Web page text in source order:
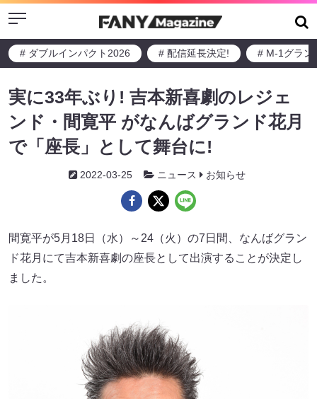
Menu
# ダブルインパクト2026 # 配信延長決定! # M-1グラン
実に33年ぶり! 吉本新喜劇のレジェ
ンド・間寛平 がなんばグランド花月
で「座長」として舞台に!
2022-03-25 ニュース お知らせ
間寛平が5月18日（水）～24（火）の7日間、なんばグラン
ド花月にて吉本新喜劇の座長として出演することが決定し
ました。